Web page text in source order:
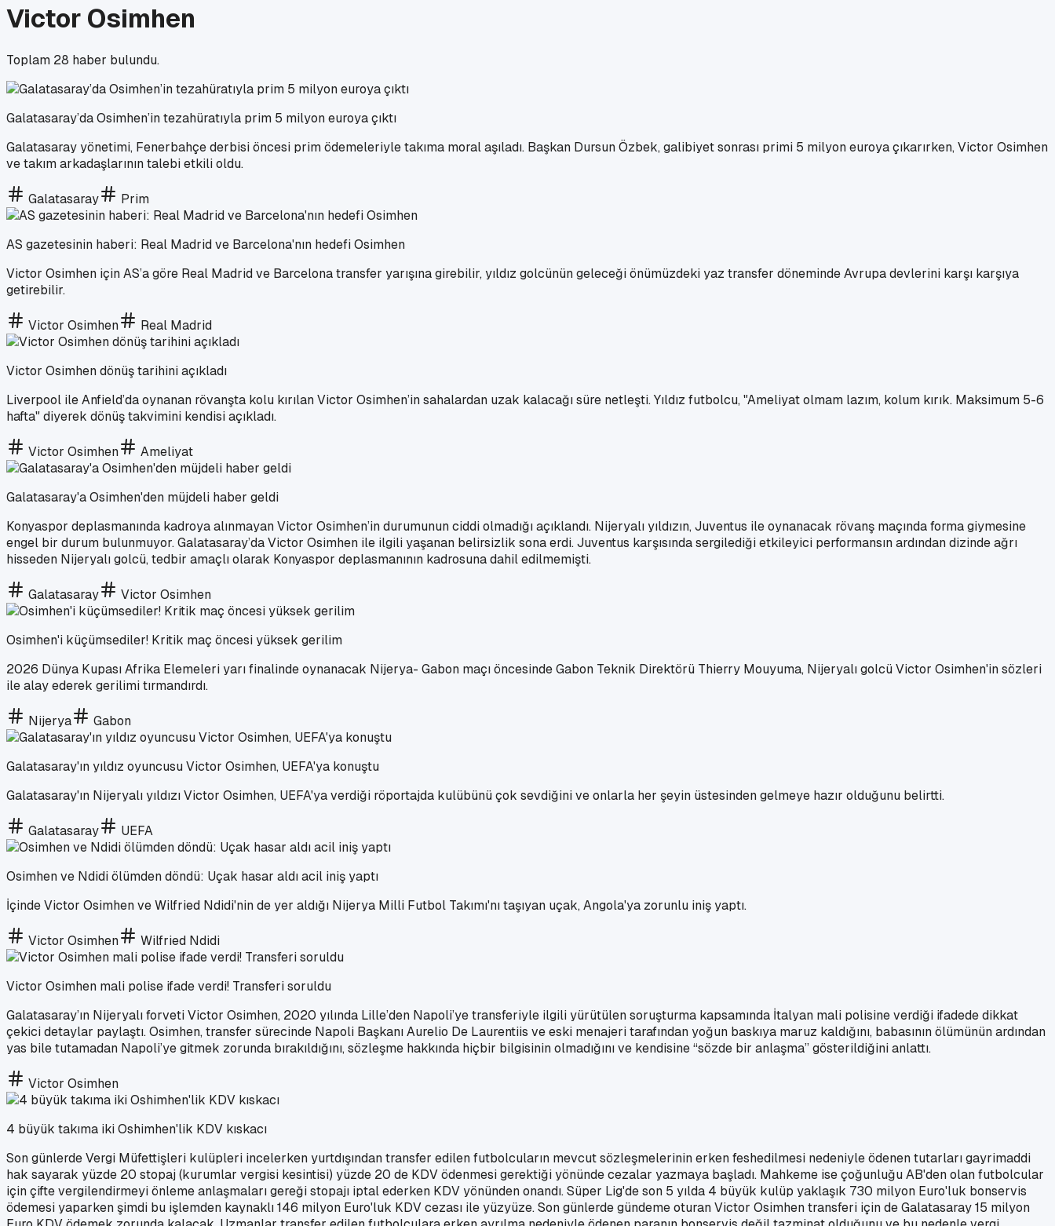
Victor Osimhen
Toplam 28 haber bulundu.
Galatasaray’da Osimhen’in tezahüratıyla prim 5 milyon euroya çıktı
Galatasaray yönetimi, Fenerbahçe derbisi öncesi prim ödemeleriyle takıma moral aşıladı. Başkan Dursun Özbek, galibiyet sonrası primi 5 milyon euroya çıkarırken, Victor Osimhen
ve takım arkadaşlarının talebi etkili oldu.
Galatasaray Prim
AS gazetesinin haberi: Real Madrid ve Barcelona'nın hedefi Osimhen
Victor Osimhen için AS’a göre Real Madrid ve Barcelona transfer yarışına girebilir, yıldız golcünün geleceği önümüzdeki yaz transfer döneminde Avrupa devlerini karşı karşıya
getirebilir.
Victor Osimhen Real Madrid
Victor Osimhen dönüş tarihini açıkladı
Liverpool ile Anfield’da oynanan rövanşta kolu kırılan Victor Osimhen’in sahalardan uzak kalacağı süre netleşti. Yıldız futbolcu, "Ameliyat olmam lazım, kolum kırık. Maksimum 5-6
hafta" diyerek dönüş takvimini kendisi açıkladı.
Victor Osimhen Ameliyat
Galatasaray'a Osimhen'den müjdeli haber geldi
Konyaspor deplasmanında kadroya alınmayan Victor Osimhen’in durumunun ciddi olmadığı açıklandı. Nijeryalı yıldızın, Juventus ile oynanacak rövanş maçında forma giymesine
engel bir durum bulunmuyor. Galatasaray’da Victor Osimhen ile ilgili yaşanan belirsizlik sona erdi. Juventus karşısında sergilediği etkileyici performansın ardından dizinde ağrı
hisseden Nijeryalı golcü, tedbir amaçlı olarak Konyaspor deplasmanının kadrosuna dahil edilmemişti.
Galatasaray Victor Osimhen
Osimhen'i küçümsediler! Kritik maç öncesi yüksek gerilim
2026 Dünya Kupası Afrika Elemeleri yarı finalinde oynanacak Nijerya- Gabon maçı öncesinde Gabon Teknik Direktörü Thierry Mouyuma, Nijeryalı golcü Victor Osimhen'in sözleri
ile alay ederek gerilimi tırmandırdı.
Nijerya Gabon
Galatasaray'ın yıldız oyuncusu Victor Osimhen, UEFA'ya konuştu
Galatasaray'ın Nijeryalı yıldızı Victor Osimhen, UEFA'ya verdiği röportajda kulübünü çok sevdiğini ve onlarla her şeyin üstesinden gelmeye hazır olduğunu belirtti.
Galatasaray UEFA
Osimhen ve Ndidi ölümden döndü: Uçak hasar aldı acil iniş yaptı
İçinde Victor Osimhen ve Wilfried Ndidi'nin de yer aldığı Nijerya Milli Futbol Takımı'nı taşıyan uçak, Angola'ya zorunlu iniş yaptı.
Victor Osimhen Wilfried Ndidi
Victor Osimhen mali polise ifade verdi! Transferi soruldu
Galatasaray’ın Nijeryalı forveti Victor Osimhen, 2020 yılında Lille’den Napoli’ye transferiyle ilgili yürütülen soruşturma kapsamında İtalyan mali polisine verdiği ifadede dikkat
çekici detaylar paylaştı. Osimhen, transfer sürecinde Napoli Başkanı Aurelio De Laurentiis ve eski menajeri tarafından yoğun baskıya maruz kaldığını, babasının ölümünün ardından
yas bile tutamadan Napoli’ye gitmek zorunda bırakıldığını, sözleşme hakkında hiçbir bilgisinin olmadığını ve kendisine “sözde bir anlaşma” gösterildiğini anlattı.
Victor Osimhen
4 büyük takıma iki Oshimhen'lik KDV kıskacı
Son günlerde Vergi Müfettişleri kulüpleri incelerken yurtdışından transfer edilen futbolcuların mevcut sözleşmelerinin erken feshedilmesi nedeniyle ödenen tutarları gayrimaddi
hak sayarak yüzde 20 stopaj (kurumlar vergisi kesintisi) yüzde 20 de KDV ödenmesi gerektiği yönünde cezalar yazmaya başladı. Mahkeme ise çoğunluğu AB'den olan futbolcular
için çifte vergilendirmeyi önleme anlaşmaları gereği stopajı iptal ederken KDV yönünden onandı. Süper Lig'de son 5 yılda 4 büyük kulüp yaklaşık 730 milyon Euro'luk bonservis
ödemesi yaparken şimdi bu işlemden kaynaklı 146 milyon Euro'luk KDV cezası ile yüzyüze. Son günlerde gündeme oturan Victor Osimhen transferi için de Galatasaray 15 milyon